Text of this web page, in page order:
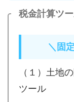
税金計算ツ
＼ 固
（１）土地
ツール